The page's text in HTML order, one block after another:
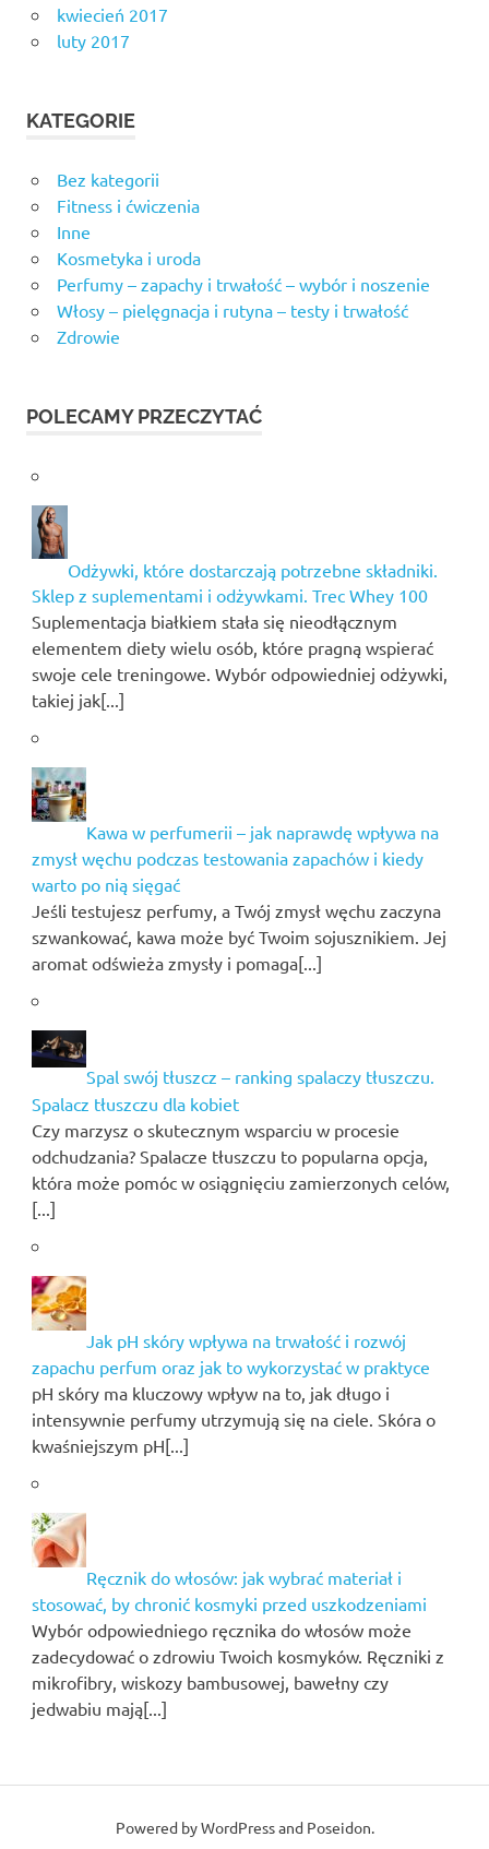
kwiecień 2017
luty 2017
KATEGORIE
Bez kategorii
Fitness i ćwiczenia
Inne
Kosmetyka i uroda
Perfumy – zapachy i trwałość – wybór i noszenie
Włosy – pielęgnacja i rutyna – testy i trwałość
Zdrowie
POLECAMY PRZECZYTAĆ
Odżywki, które dostarczają potrzebne składniki.
Sklep z suplementami i odżywkami. Trec Whey 100
Suplementacja białkiem stała się nieodłącznym
elementem diety wielu osób, które pragną wspierać
swoje cele treningowe. Wybór odpowiedniej odżywki,
takiej jak[...]
Kawa w perfumerii – jak naprawdę wpływa na
zmysł węchu podczas testowania zapachów i kiedy
warto po nią sięgać
Jeśli testujesz perfumy, a Twój zmysł węchu zaczyna
szwankować, kawa może być Twoim sojusznikiem. Jej
aromat odświeża zmysły i pomaga[...]
Spal swój tłuszcz – ranking spalaczy tłuszczu.
Spalacz tłuszczu dla kobiet
Czy marzysz o skutecznym wsparciu w procesie
odchudzania? Spalacze tłuszczu to popularna opcja,
która może pomóc w osiągnięciu zamierzonych celów,
[...]
Jak pH skóry wpływa na trwałość i rozwój
zapachu perfum oraz jak to wykorzystać w praktyce
pH skóry ma kluczowy wpływ na to, jak długo i
intensywnie perfumy utrzymują się na ciele. Skóra o
kwaśniejszym pH[...]
Ręcznik do włosów: jak wybrać materiał i
stosować, by chronić kosmyki przed uszkodzeniami
Wybór odpowiedniego ręcznika do włosów może
zadecydować o zdrowiu Twoich kosmyków. Ręczniki z
mikrofibry, wiskozy bambusowej, bawełny czy
jedwabiu mają[...]
Powered byWordPressand Poseidon.